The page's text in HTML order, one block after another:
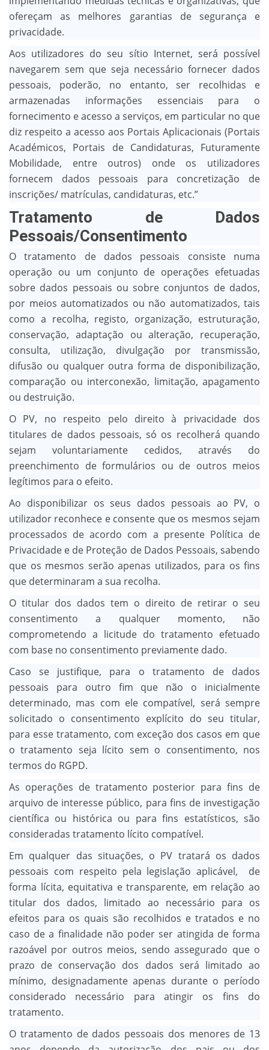
ofereçam as melhores garantias de segurança e
privacidade.
Aos utilizadores do seu sítio Internet, será possível
navegarem sem que seja necessário fornecer dados
pessoais, poderão, no entanto, ser recolhidas e
armazenadas informações essenciais para o
fornecimento e acesso a serviços, em particular no que
diz respeito a acesso aos Portais Aplicacionais (Portais
Académicos, Portais de Candidaturas, Futuramente
Mobilidade, entre outros) onde os utilizadores
fornecem dados pessoais para concretização de
inscrições/ matrículas, candidaturas, etc.”
Tratamento de Dados
Pessoais/Consentimento
O tratamento de dados pessoais consiste numa
operação ou um conjunto de operações efetuadas
sobre dados pessoais ou sobre conjuntos de dados,
por meios automatizados ou não automatizados, tais
como a recolha, registo, organização, estruturação,
conservação, adaptação ou alteração, recuperação,
consulta, utilização, divulgação por transmissão,
difusão ou qualquer outra forma de disponibilização,
comparação ou interconexão, limitação, apagamento
ou destruição.
O PV, no respeito pelo direito à privacidade dos
titulares de dados pessoais, só os recolherá quando
sejam voluntariamente cedidos, através do
preenchimento de formulários ou de outros meios
legítimos para o efeito.
Ao disponibilizar os seus dados pessoais ao PV, o
utilizador reconhece e consente que os mesmos sejam
processados de acordo com a presente Política de
Privacidade e de Proteção de Dados Pessoais, sabendo
que os mesmos serão apenas utilizados, para os fins
que determinaram a sua recolha.
O titular dos dados tem o direito de retirar o seu
consentimento a qualquer momento, não
comprometendo a licitude do tratamento efetuado
com base no consentimento previamente dado.
Caso se justifique, para o tratamento de dados
pessoais para outro fim que não o inicialmente
determinado, mas com ele compatível, será sempre
solicitado o consentimento explícito do seu titular,
para esse tratamento, com exceção dos casos em que
o tratamento seja lícito sem o consentimento, nos
termos do RGPD.
As operações de tratamento posterior para fins de
arquivo de interesse público, para fins de investigação
científica ou histórica ou para fins estatísticos, são
consideradas tratamento lícito compatível.
Em qualquer das situações, o PV tratará os dados
pessoais com respeito pela legislação aplicável, de
forma lícita, equitativa e transparente, em relação ao
titular dos dados, limitado ao necessário para os
efeitos para os quais são recolhidos e tratados e no
caso de a finalidade não poder ser atingida de forma
razoável por outros meios, sendo assegurado que o
prazo de conservação dos dados será limitado ao
mínimo, designadamente apenas durante o período
considerado necessário para atingir os fins do
tratamento.
O tratamento de dados pessoais dos menores de 13